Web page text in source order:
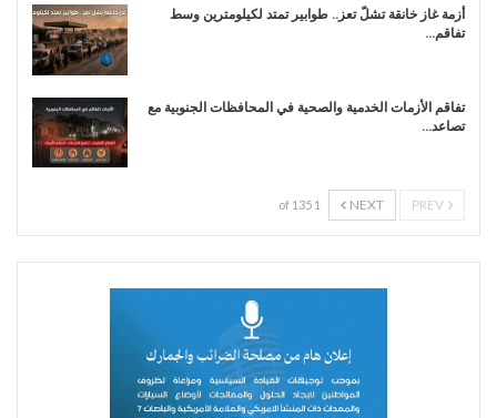
أزمة غاز خانقة تشلّ تعز.. طوابير تمتد لكيلومترين وسط
تفاقم…
تفاقم الأزمات الخدمية والصحية في المحافظات الجنوبية مع
تصاعد…
NEXT
1 of 135